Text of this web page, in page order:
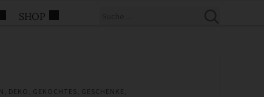
SHOP
DEKO GEKOCHTES GESCHENKE